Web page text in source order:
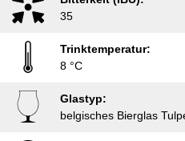
35
Trinktemperatur:
8 °C
Glastyp:
belgisches Bierglas